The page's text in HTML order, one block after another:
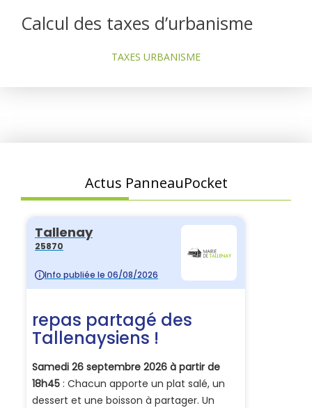
Calcul des taxes d’urbanisme
TAXES URBANISME
Actus PanneauPocket